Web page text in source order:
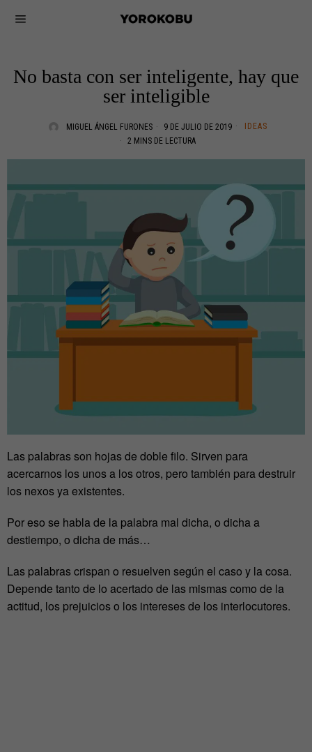
No basta con ser inteligente, hay que
ser inteligible
MIGUEL ÁNGEL FURONES 9 DE JULIO DE 2019
IDEAS
2 MINS DE LECTURA
Las palabras son hojas de doble filo. Sirven para
acercarnos los unos a los otros, pero también para destruir
los nexos ya existentes.
Por eso se habla de la palabra mal dicha, o dicha a
destiempo, o dicha de más…
Las palabras crispan o resuelven según el caso y la cosa.
Depende tanto de lo acertado de las mismas como de la
actitud, los prejuicios o los intereses de los interlocutores.